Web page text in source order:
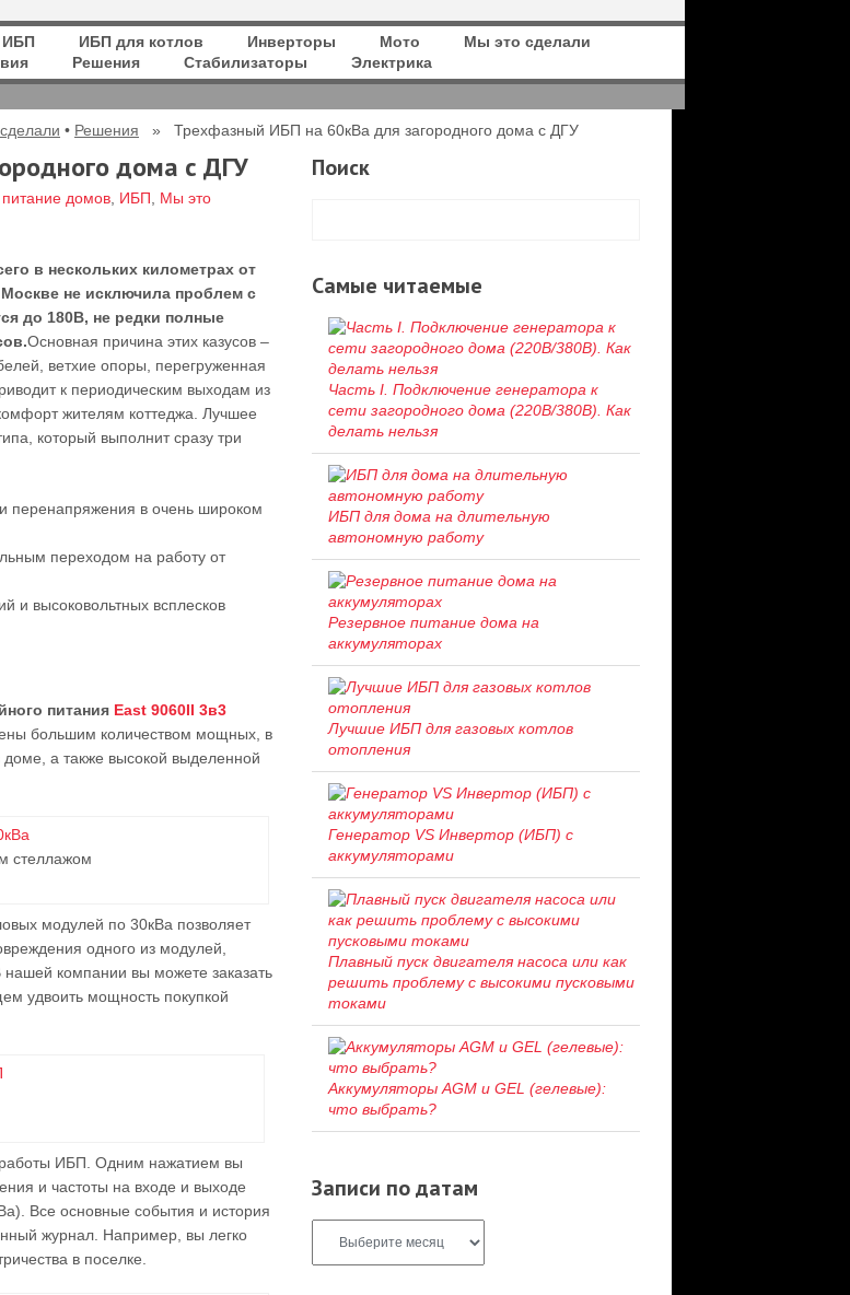
ИБП ИБП для котлов Инверторы Мото
Мы это сделали
Решения Стабилизаторы Электрика
• Решения » Трехфазный ИБП на 60кВа для загородного дома с ДГУ
дома с ДГУ
домов ИБП
Мы это
в нескольких километрах от
не исключила проблем с
до 180В, не редки полные
Основная причина этих казусов –
ветхие опоры, перегруженная
к периодическим выходам из
жителям коттеджа. Лучшее
который выполнит сразу три
перенапряжения в очень широком
переходом на работу от
и высоковольтных всплесков
питания East 9060II 3в3
большим количеством мощных, в
доме, а также высокой выделенной
стеллажом
модулей по 30кВа позволяет
одного из модулей,
нашей компании вы можете заказать
удвоить мощность покупкой
работы ИБП. Одним нажатием вы
и частоты на входе и выходе
Все основные события и история
журнал. Например, вы легко
в поселке.
Поиск
Самые читаемые
Часть I. Подключение генератора к
сети загородного дома (220В/380В). Как
делать нельзя
ИБП для дома на длительную
автономную работу
Резервное питание дома на
аккумуляторах
Лучшие ИБП для газовых котлов
отопления
Генератор VS Инвертор (ИБП) с
аккумуляторами
Плавный пуск двигателя насоса или как
решить проблему c высокими пусковыми
токами
Аккумуляторы AGM и GEL (гелевые):
что выбрать?
Записи по датам